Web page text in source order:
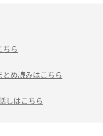
ちら
とめ読みはこちら
しはこちら